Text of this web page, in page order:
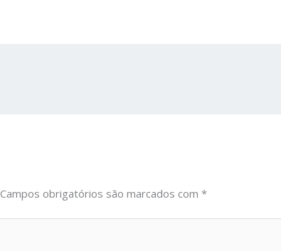
Campos obrigatórios são marcados com*